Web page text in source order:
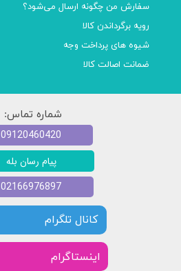
سفارش من چگونه ارسال می‌شود؟
رویه برگرداندن کالا
شیوه های پرداخت وجه
ضمانت اصالت کالا
شماره تماس:
کانال تلگرام
​​اینستاگرام
پیام رسان بله
09120460420
02166976897